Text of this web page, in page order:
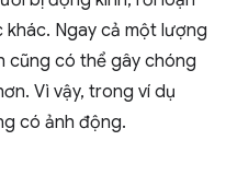
Ngay cả một lượng
cũng có thể gây chóng
Vì vậy, trong ví dụ
có ảnh động.